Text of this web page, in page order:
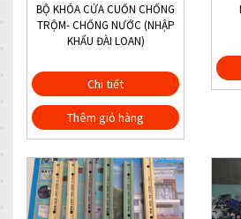
BỘ KHÓA CỬA CUỐN CHỐNG
TRỘM- CHỐNG NƯỚC (NHẬP
KHẨU ĐÀI LOAN)
Chi tiết
Thêm giỏ hàng